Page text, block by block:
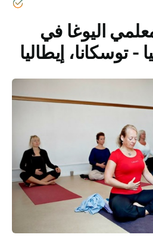
اليوغا في
- توسكانا، إيطاليا